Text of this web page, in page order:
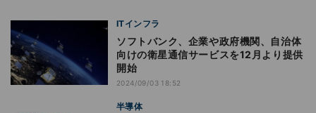
ITインフラ
ソフトバンク、企業や政府機関、自治体
向けの衛星通信サービスを12月より提供
開始
2024/09/03 18:52
半導体